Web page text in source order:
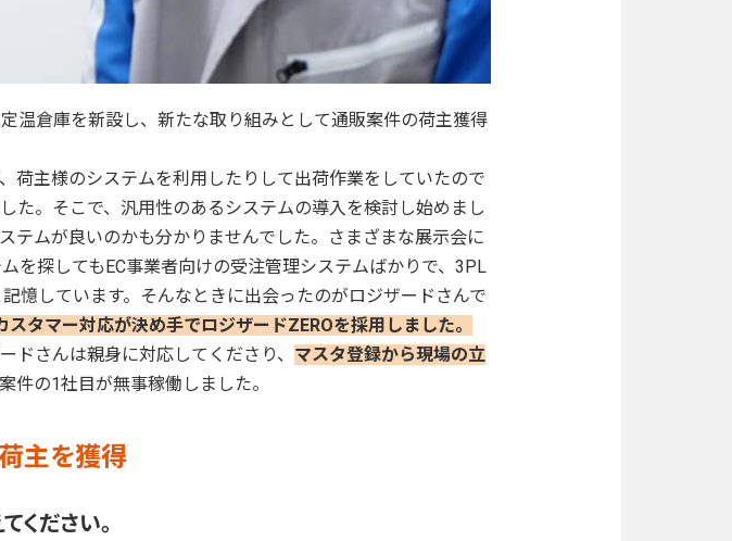
温倉庫を新設し、新たな取り組みとして通販案件の荷主獲得
荷主様のシステムを利用したりして出荷作業をしていたので
た。そこで、汎用性のあるシステムの導入を検討し始めまし
テムが良いのかも分かりませんでした。さまざまな展示会に
を探してもEC事業者向けの受注管理システムばかりで、3PL
憶しています。そんなときに出会ったのがロジザードさんで
スタマー対応が決め手でロジザードZEROを採用しました。
ドさんは親身に対応してくださり、 マスタ登録から現場の立
件の1社目が無事稼働しました。
主を獲得
ください。